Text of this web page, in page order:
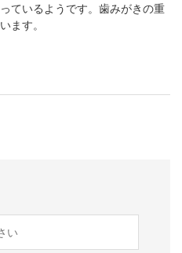
ているようです。歯みがきの重
ます。